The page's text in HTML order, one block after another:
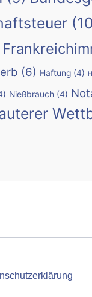
(6) Haftung (4)
Nießbrauch (4)